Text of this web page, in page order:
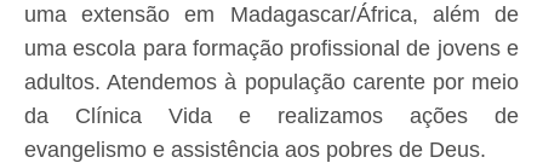
uma extensão em Madagascar/África, além de
uma escola para formação profissional de jovens e
adultos. Atendemos à população carente por meio
da Clínica Vida e realizamos ações de
evangelismo e assistência aos pobres de Deus.